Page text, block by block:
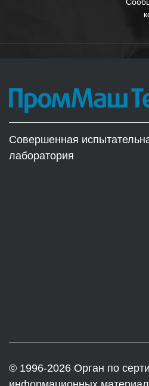
Совершенная
лаборатория
© 1996-2026 Орган по